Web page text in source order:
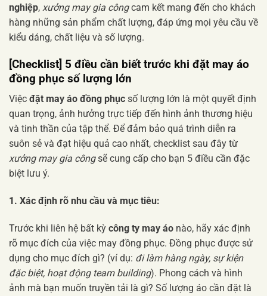
nghiệp, xưởng may gia côngcam kết mang đến cho khách
hàng những sản phẩm chất lượng, đáp ứng mọi yêu cầu về
kiểu dáng, chất liệu và số lượng.
[Checklist] 5 điều cần biết trước khi đặt may áo
đồng phục số lượng lớn
Việc đặt may áo đồng phục số lượng lớn là một quyết định
quan trọng, ảnh hưởng trực tiếp đến hình ảnh thương hiệu
và tinh thần của tập thể. Để đảm bảo quá trình diễn ra
suôn sẻ và đạt hiệu quả cao nhất, checklist sau đây từ
xưởng may gia côngsẽ cung cấp cho bạn 5 điều cần đặc
biệt lưu ý.
1. Xác định rõ nhu cầu và mục tiêu:
Trước khi liên hệ bất kỳ công ty may áo nào, hãy xác định
rõ mục đích của việc may đồng phục. Đồng phục được sử
dụng cho mục đích gì? (ví dụ: đi làm hàng ngày, sự kiện
đặc biệt, hoạt động team building). Phong cách và hình
ảnh mà bạn muốn truyền tải là gì? Số lượng áo cần đặt là